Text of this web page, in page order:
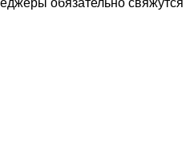
обязательно свяжутся